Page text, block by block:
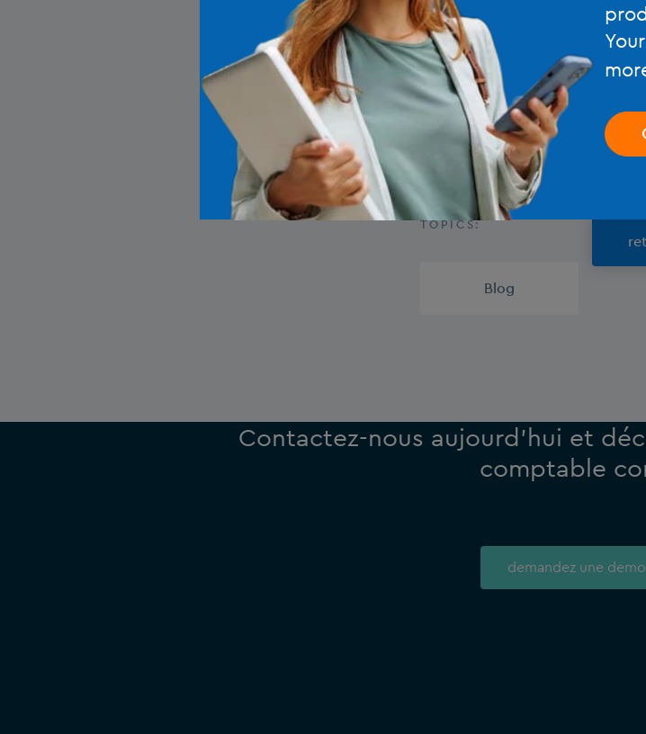
Il s’agit d’un article traduit,
TOPICS:
Blog
Contactez-nous aujourd’hui et
comptable
demandez une